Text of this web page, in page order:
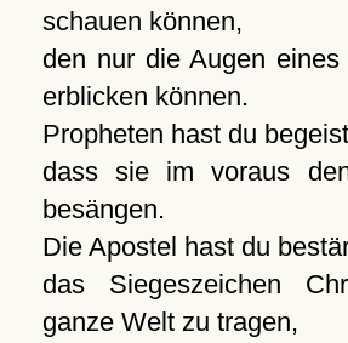
schauen können,
den nur die Augen
erblicken können.
Propheten hast du
dass sie im voraus
besängen.
Die Apostel hast du
das Siegeszeichen
ganze Welt zu tragen,